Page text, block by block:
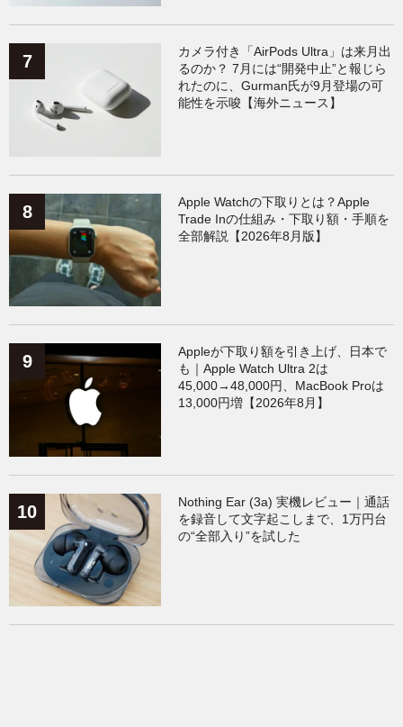
カメラ付き「AirPods Ultra」は来月出
るのか？ 7月には“開発中止”と報じら
れたのに、Gurman氏が9月登場の可
能性を示唆【海外ニュース】
Apple Watchの下取りとは？Apple
Trade Inの仕組み・下取り額・手順を
全部解説【2026年8月版】
Appleが下取り額を引き上げ、日本で
も｜Apple Watch Ultra 2は
45,000→48,000円、MacBook Proは
13,000円増【2026年8月】
Nothing Ear (3a) 実機レビュー｜通話
を録音して文字起こしまで、1万円台
の“全部入り”を試した